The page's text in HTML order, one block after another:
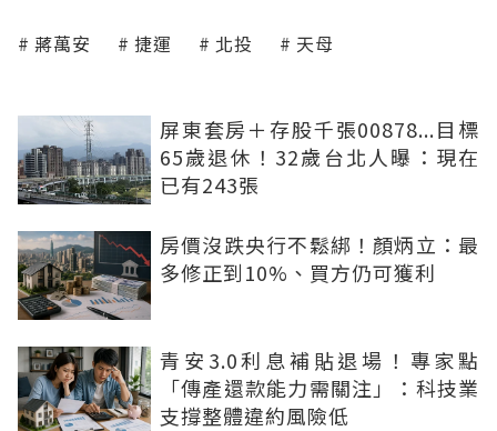
蔣萬安 捷運 北投 天母
屏東套房＋存股千張00878...目標
65歲退休！32歲台北人曝：現在
已有243張
房價沒跌央行不鬆綁！顏炳立：最
多修正到10%、買方仍可獲利
青安3.0利息補貼退場！專家點
「傳產還款能力需關注」：科技業
支撐整體違約風險低